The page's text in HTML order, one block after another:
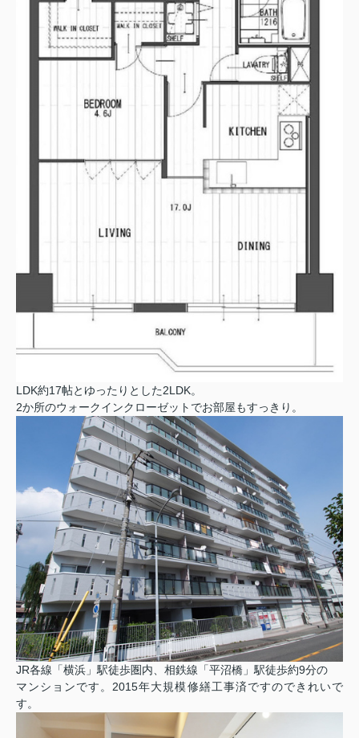
LDK約17帖とゆったりとした2LDK。
2か所のウォークインクローゼットでお部屋もすっきり。
JR各線「横浜」駅徒歩圏内、相鉄線「平沼橋」駅徒歩約9分の
マンションです。2015年大規模修繕工事済ですのできれいで
す。